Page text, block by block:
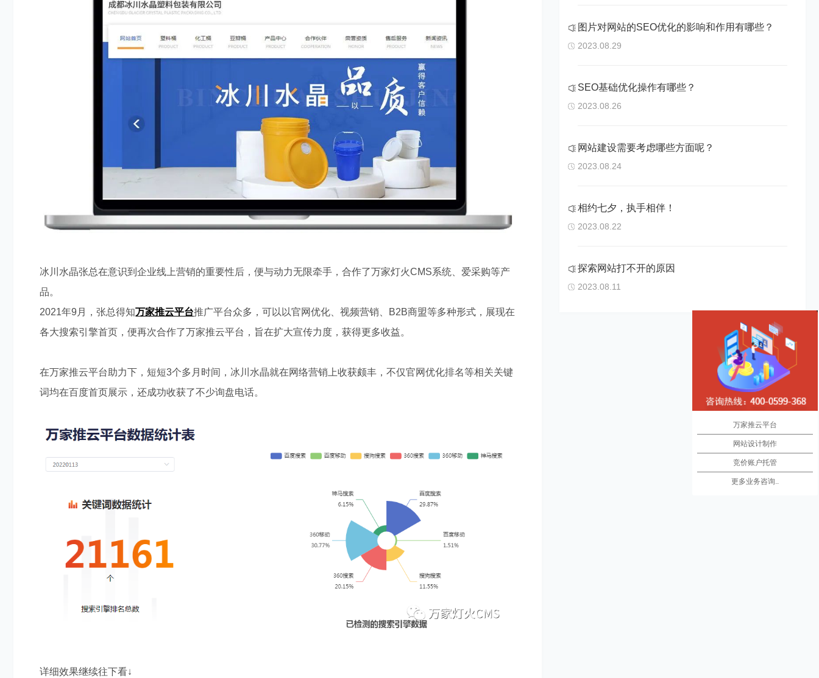
冰川水晶张总在意识到企业线上营销的重要性后，便与动力无限牵手，合作了万家灯火CMS系统、爱采购等产
品。
2021年9 月，张总得知万家推云平台推广平台众多，可以以官网优化、视频营销、 B2B商盟等多种形式，展现在
各大搜索引擎首页，便再次合作了万家推云平台，旨在扩大宣传力度，获得更多收益。
在万家推云平台助力下，短短3个多月时间，冰川水晶就在网络营销上收获颇丰，不仅官网优化排名等相关关键
词均在百度首页展示，还成功收获了不少询盘电话。
详细效果继续往下看↓
图片对网站的SEO优化的影响和作用有哪些？
2023.08.29
SEO基础优化操作有哪些？
2023.08.26
网站建设需要考虑哪些方面呢？
2023.08.24
相约七夕，执手相伴！
2023.08.22
探索网站打不开的原因
2023.08.11
万家推云平台
网站设计制作
竞价账户托管
更多业务咨询..